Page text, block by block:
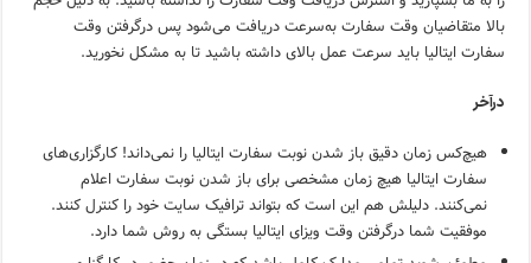
بالا متقاضیان وقت سفارت به‌سرعت دریافت می‌شود پس درگرفتن وقت
سفارت ایتالیا باید سرعت عمل بالای داشته باشید تا به مشکل نخورید.
درآخر
هیچ‌کس زمان دقیق باز شدن نوبت سفارت ایتالیا را نمی‌داند! کارگزاری‌های
سفارت ایتالیا هیچ زمان مشخصی برای باز شدن نوبت سفارت اعلام
نمی‌کنند. دلیلش هم این است که بتواند ترافیک سایت خود را کنترل کنند.
موفقیت شما درگرفتن وقت ویزای ایتالیا بستگی به روش شما دارد.